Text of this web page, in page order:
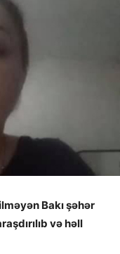
Bakı şəhər
və həll